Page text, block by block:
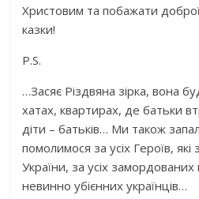
Христовим та побажати доброї,
казки!
P.S.
…Засяє Різдвяна зірка, вона
хатах, квартирах, де батьки
діти – батьків… Ми також
помолимося за усіх Героїв,
України, за усіх
невинно убієнних українців…